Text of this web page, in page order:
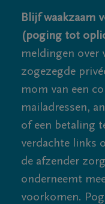
Blijf waakzaam
(poging tot
meldingen over
zogezegde
mom van een
mailadressen,
of een betaling
verdachte links
de afzender
onderneemt
voorkomen.